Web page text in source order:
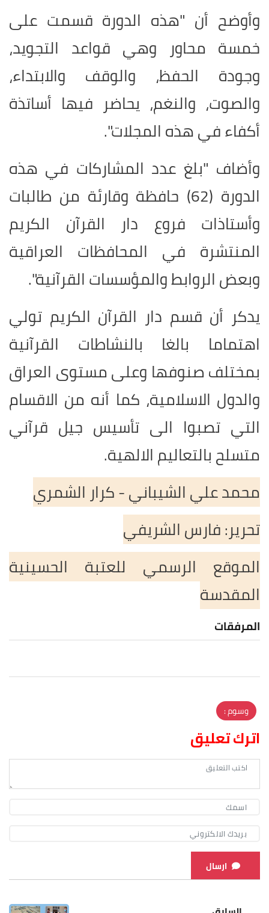
وأوضح أن "هذه الدورة قسمت على
خمسة محاور وهي قواعد التجويد،
وجودة الحفظ، والوقف والابتداء،
والصوت، والنغم، يحاضر فيها أساتذة
أكفاء في هذه المجلات".
وأضاف "بلغ عدد المشاركات في هذه
الدورة (62) حافظة وقارئة من طالبات
وأستاذات فروع دار القرآن الكريم
المنتشرة في المحافظات العراقية
وبعض الروابط والمؤسسات القرآنية".
يدكر أن قسم دار القرآن الكريم تولي
اهتماما بالغا بالنشاطات القرآنية
بمختلف صنوفها وعلى مستوى العراق
والدول الاسلامية، كما أنه من الاقسام
التي تصبوا الى تأسيس جيل قرآني
متسلح بالتعاليم الالهية.
محمد علي الشيباني - كرار الشمري
تحرير: فارس الشريفي
الموقع الرسمي للعتبة الحسينية
المقدسة
المرفقات
وسوم :
اترك تعليق
ارسال